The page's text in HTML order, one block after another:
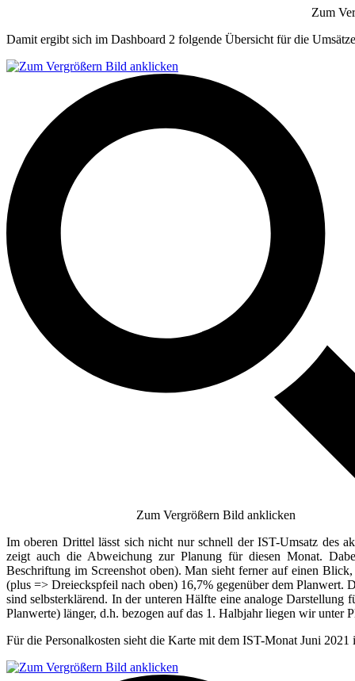
Zum
Damit ergibt sich im Dashboard 2 folgende Übersicht für die
Zum Vergrößern Bild anklicken
Im oberen Drittel lässt sich nicht nur schnell der IST-Umsatz des
zeigt auch die Abweichung zur Planung für diesen Monat.
Beschriftung im Screenshot oben). Man sieht ferner auf einen
(plus => Dreieckspfeil nach oben) 16,7% gegenüber dem Planwert.
sind selbsterklärend. In der unteren Hälfte eine analoge
Planwerte) länger, d.h. bezogen auf das 1. Halbjahr liegen wir
Für die Personalkosten sieht die Karte mit dem IST-Monat Juni 2021